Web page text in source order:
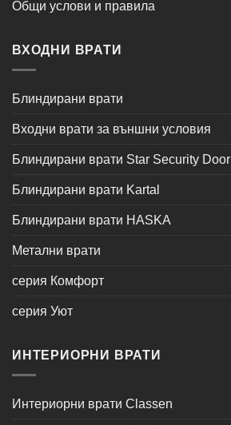
Общи услови и правила
ВХОДНИ ВРАТИ
Блиндирани врати
Входни врати за външни условия
Блиндирани врати Star Security Door
Блиндирани врати Kartal
Блиндирани врати HASKA
Метални врати
серия Комфорт
серия Уют
ИНТЕРИОРНИ ВРАТИ
Интериорни врати Classen